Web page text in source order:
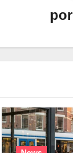
por